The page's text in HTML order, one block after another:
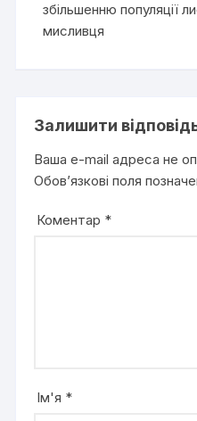
збільшенню популяції
мисливця
Залишити
Ваша e-mail адреса не
Обов’язкові поля
Коментар *
Ім'я *